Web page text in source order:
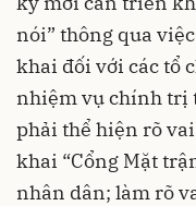
nói” thông qua
khai đối với các tổ
nhiệm vụ chính trị
phải thể hiện rõ
khai “Cổng Mặt
nhân dân; làm rõ